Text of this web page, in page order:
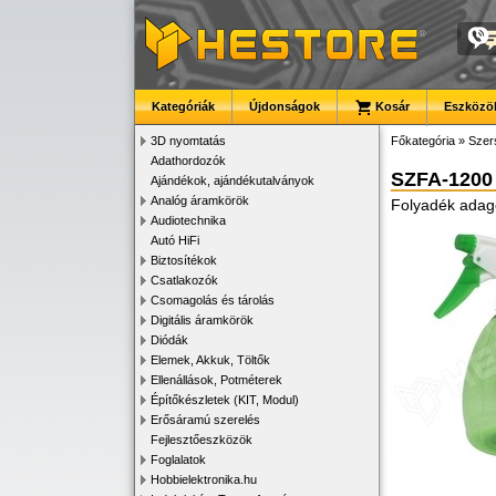
Kategóriák Újdonságok Kosár
3D nyomtatás
Adathordozók
Ajándékok, ajándékutalványok
Analóg áramkörök
Audiotechnika
Autó HiFi
Biztosítékok
Csatlakozók
Csomagolás és tárolás
Digitális áramkörök
Diódák
Elemek, Akkuk, Töltők
Ellenállások, Potméterek
Építőkészletek (KIT, Modul)
Erősáramú szerelés
Fejlesztőeszközök
Foglalatok
Hobbielektronika.hu
Főkategória »
SZFA-1200
Folyadék